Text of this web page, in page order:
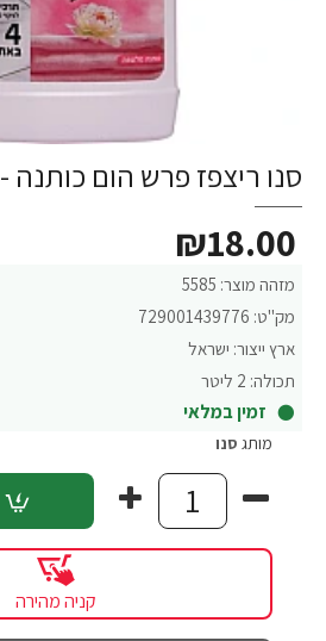
סנו ריצפז פרש הום כותנה - 2 ליטר
מזהה מוצר: 5585
מק"ט: 729001439776
ארץ ייצור: ישראל
תכולה: 2 ליטר
זמין במלאי
₪18.00
מותג סנו
קניה מהירה